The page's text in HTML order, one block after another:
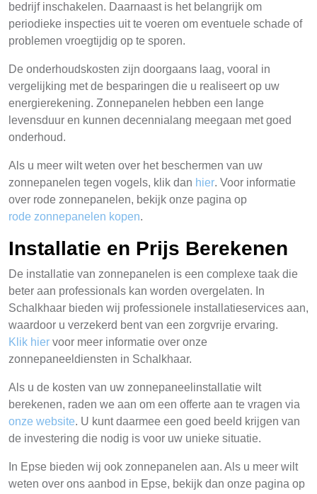
bedrijf inschakelen. Daarnaast is het belangrijk om
periodieke inspecties uit te voeren om eventuele schade of
problemen vroegtijdig op te sporen.
De onderhoudskosten zijn doorgaans laag, vooral in
vergelijking met de besparingen die u realiseert op uw
energierekening. Zonnepanelen hebben een lange
levensduur en kunnen decennialang meegaan met goed
onderhoud.
Als u meer wilt weten over het beschermen van uw
zonnepanelen tegen vogels, klik dan hier. Voor informatie
over rode zonnepanelen, bekijk onze pagina op
rode zonnepanelen kopen.
Installatie en Prijs Berekenen
De installatie van zonnepanelen is een complexe taak die
beter aan professionals kan worden overgelaten. In
Schalkhaar bieden wij professionele installatieservices aan,
waardoor u verzekerd bent van een zorgvrije ervaring.
Klik hier voor meer informatie over onze
zonnepaneeldiensten in Schalkhaar.
Als u de kosten van uw zonnepaneelinstallatie wilt
berekenen, raden we aan om een offerte aan te vragen via
onze website. U kunt daarmee een goed beeld krijgen van
de investering die nodig is voor uw unieke situatie.
In Epse bieden wij ook zonnepanelen aan. Als u meer wilt
weten over ons aanbod in Epse, bekijk dan onze pagina op